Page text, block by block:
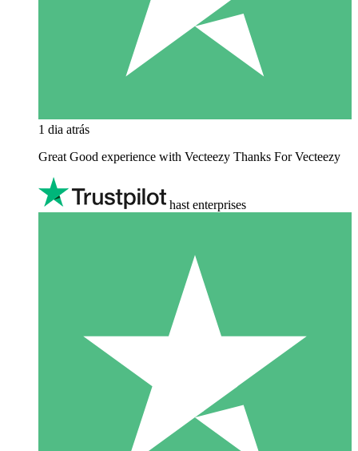
1 dia atrás
Great Good experience with Vecteezy Thanks For Vecteezy
hast enterprises